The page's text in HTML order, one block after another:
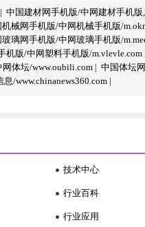
| 中国建材网手机版/中网建材手机版
械网手机版/中网机械手机版/
璃网手机版/中网玻璃手机版/
机版/中网塑料手机版/m.vlevle.com
体坛/www.oubili.com | 中国体坛
/www.chinanews360.com |
技术中心
行业百科
行业应用